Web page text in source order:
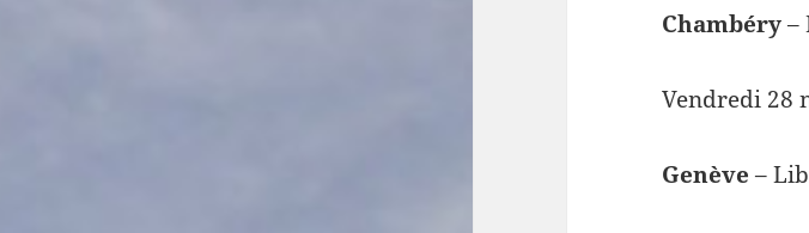
Chambéry–
Vendredi 28
Genève –